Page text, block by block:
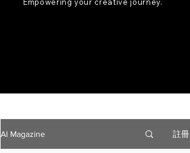
AI Magazine 註冊